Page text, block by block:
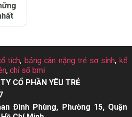
tích, bảng cân nặng trẻ sơ sinh, kể
, chỉ số bmi
CỔ PHẦN YÊU TRẺ
Đình Phùng, Phường 15, Quận